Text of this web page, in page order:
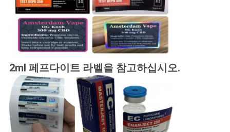
2ml 페프다이트 라벨을 참고하십시오.